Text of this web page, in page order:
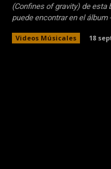
(Confines of gravity) de esta
puede encontrar en el álbum
Videos Músicales
18